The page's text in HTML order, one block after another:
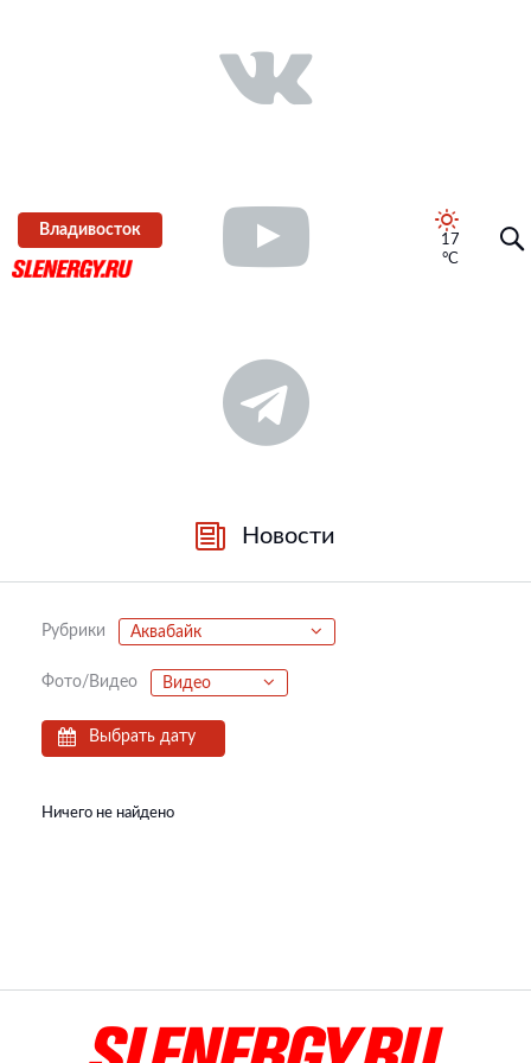
Владивосток
17
°C
Новости
Рубрики Аквабайк
Фото/Видео Видео
Выбрать дату
Ничего не найдено